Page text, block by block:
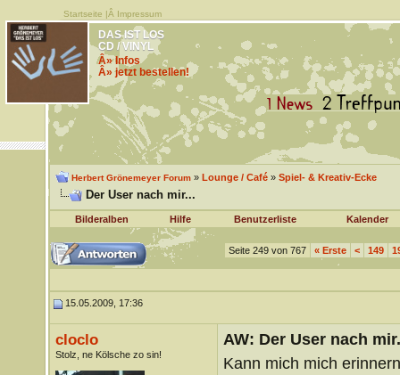
Startseite |Â Impressum
DAS IST LOS
CD / VINYL
Â» Infos
Â» jetzt bestellen!
Herbert Grönemeyer Forum» Lounge / Café» Spiel- & Kreativ-Ecke
Der User nach mir...
Bilderalben Hilfe Benutzerliste Kalender
Seite 249 von 767 «Erste < 149
15.05.2009, 17:36
cloclo
Stolz, ne Kölsche zo sin!
AW: Der User nach
Kann mich mich